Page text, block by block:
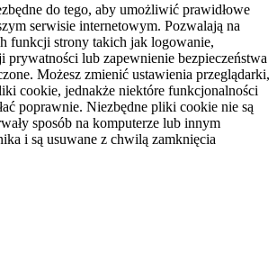
do tego, aby umożliwić prawidłowe
serwisie internetowym. Pozwalają na
funkcji strony takich jak logowanie,
prywatności lub zapewnienie bezpieczeństwa
Możesz zmienić ustawienia przeglądarki,
cookie, jednakże niektóre funkcjonalności
poprawnie. Niezbędne pliki cookie nie są
sposób na komputerze lub innym
i są usuwane z chwilą zamknięcia